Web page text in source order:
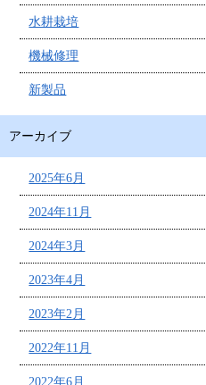
水耕栽培
機械修理
新製品
アーカイブ
2025年6月
2024年11月
2024年3月
2023年4月
2023年2月
2022年11月
2022年6月